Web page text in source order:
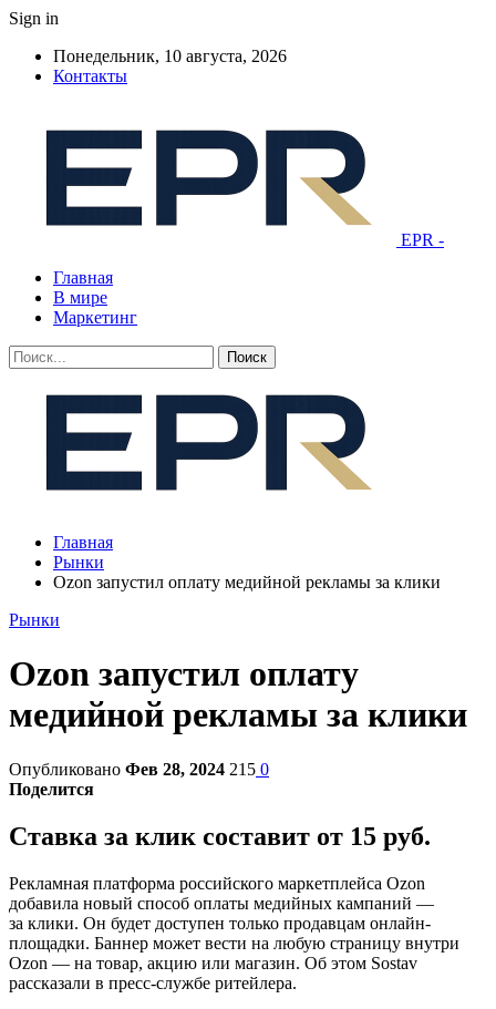
Sign in
Понедельник, 10 августа, 2026
Контакты
EPR -
Главная
В мире
Маркетинг
Главная
Рынки
Ozon запустил оплату медийной рекламы за клики
Рынки
Ozon запустил оплату
медийной рекламы за клики
Опубликовано Фев 28, 2024 215 0
Поделится
Ставка за клик составит от 15 руб.
Рекламная платформа российского маркетплейса Ozon
добавила новый способ оплаты медийных кампаний —
за клики. Он будет доступен только продавцам онлайн-
площадки. Баннер может вести на любую страницу внутри
Ozon — на товар, акцию или магазин. Об этом Sostav
рассказали в пресс-службе ритейлера.